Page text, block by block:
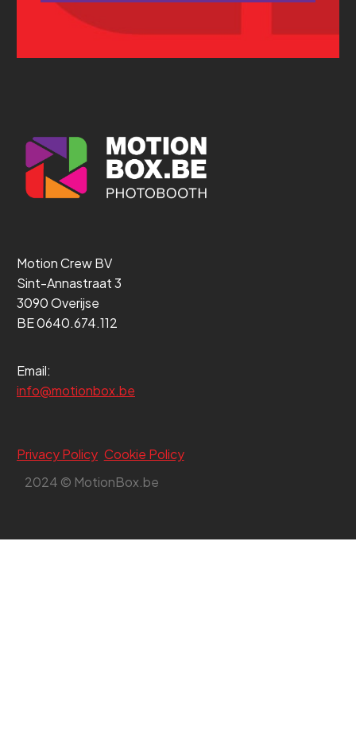
Motion Crew BV
Sint-Annastraat 3
3090 Overijse
BE 0640.674.112
Email:
info@motionbox.be
Privacy Policy Cookie Policy
2024 © MotionBox.be